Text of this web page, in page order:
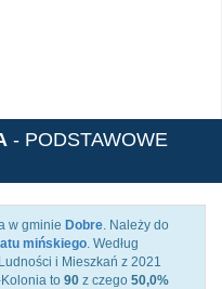
- PODSTAWOWE
w gminie Dobre. Należy do
mińskiego. Według
i Mieszkań z 2021
to 90 z czego 50,0%